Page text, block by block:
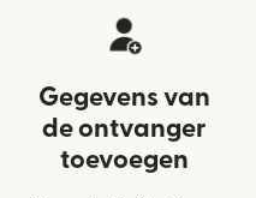
Gegevens van
de ontvanger
toevoegen